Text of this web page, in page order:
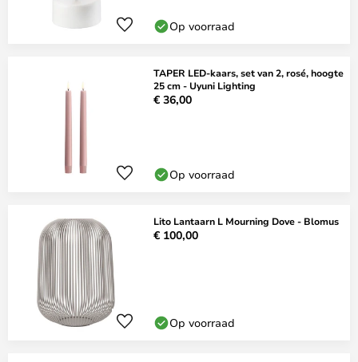
Op voorraad
TAPER LED-kaars, set van 2, rosé, hoogte
25 cm - Uyuni Lighting
€ 36,00
Op voorraad
Lito Lantaarn L Mourning Dove - Blomus
€ 100,00
Op voorraad